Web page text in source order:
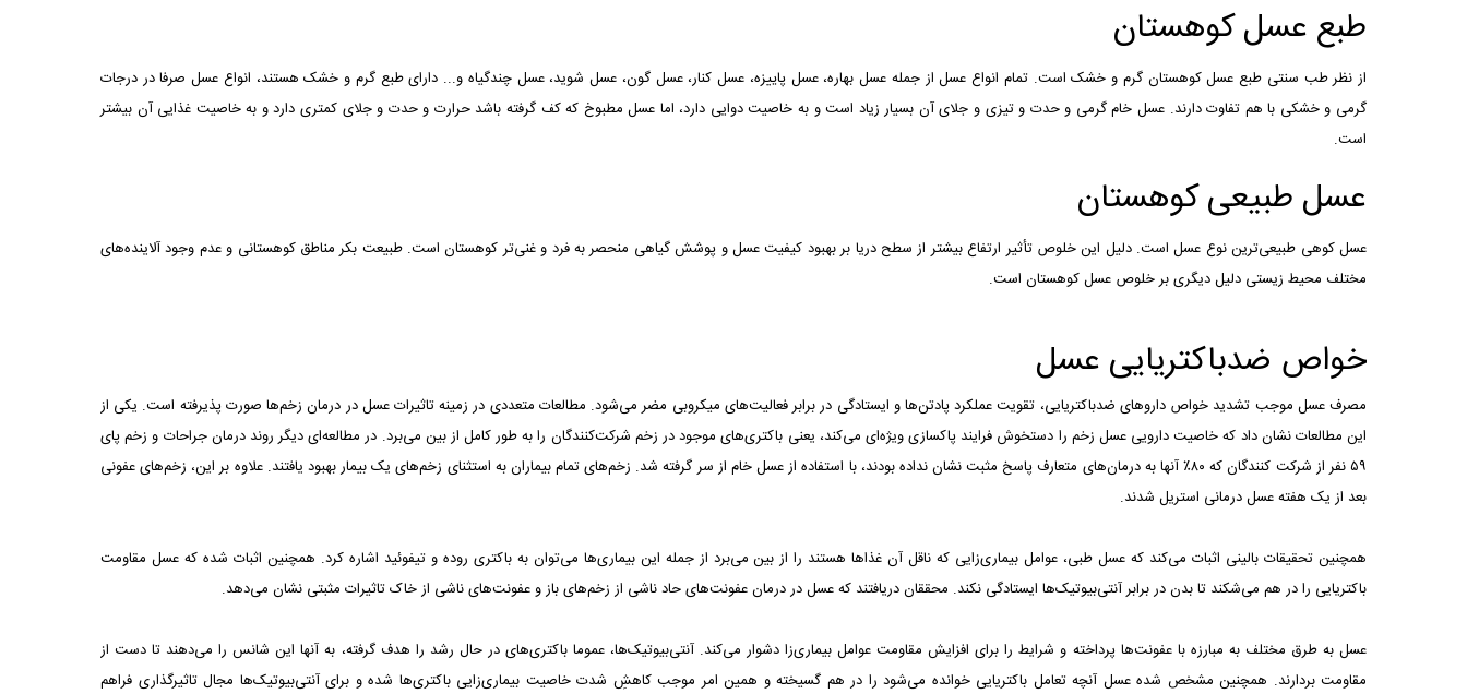
طبع عسل کوهستان
از نظر طب سنتی طبع عسل کوهستان گرم و خشک است. تمام انواع عسل از جمله عسل بهاره، عسل پاییزه، عسل کنار، عسل گون، عسل شوید، عسل چندگیاه و... دارای طبع گرم و خشک هستند، انواع عسل صرفا در درجات
گرمی و خشکی با هم تفاوت دارند. عسل خام گرمی و حدت و تیزی و جلای آن بسیار زیاد است و به خاصیت دوایی دارد، اما عسل مطبوخ که کف گرفته باشد حرارت و حدت و جلای کمتری دارد و به خاصیت غذایی آن بیشتر
است.
عسل طبیعی کوهستان
عسل کوهی طبیعی‌ترین نوع عسل است. دلیل این خلوص تأثیر ارتفاع بیشتر از سطح دریا بر بهبود کیفیت عسل و پوشش گیاهی منحصر به فرد و غنی‌تر کوهستان‌ است. طبیعت بکر مناطق کوهستانی و عدم وجود آلاینده‌های
مختلف محیط‌ زیستی دلیل دیگری بر خلوص عسل کوهستان است.
خواص ضدباکتریایی عسل
مصرف عسل موجب تشدید خواص داروهای ضدباکتریایی، تقویت عملکرد پادتن‌ها و ایستادگی در برابر فعالیت‌های میکروبی مضر می‌شود. مطالعات متعددی در زمینه تاثیرات عسل در درمان زخم‌ها صورت پذیرفته است. یکی از
این مطالعات نشان داد که خاصیت دارویی عسل زخم را دستخوش فرایند پاکسازی ویژه‌ای می‌کند، یعنی باکتری‌های موجود در زخم شرکت‌کنندگان را به طور کامل از بین می‌برد. در مطالعه‌ای دیگر روند درمان جراحات و زخم پای
۵۹ نفر از شرکت کنندگان که ۸۰٪ آنها به درمان‌های متعارف پاسخ مثبت نشان نداده بودند، با استفاده از عسل خام از سر گرفته شد. زخم‌های تمام بیماران به استثنای زخم‌های یک بیمار بهبود یافتند. علاوه بر این، زخم‌های عفونی
بعد از یک هفته عسل درمانی استریل شدند.
همچنین تحقیقات بالینی اثبات می‌کند که عسل طبی، عوامل بیماری‌زایی که ناقل آن غذا‌ها هستند را از بین می‌برد از جمله این بیماری‌ها می‌توان به باکتری روده و تیفوئید اشاره کرد. همچنین اثبات شده که عسل مقاومت
باکتریایی را در هم می‌شکند تا بدن در برابر آنتی‌بیوتیک‌ها ایستادگی نکند. محققان دریافتند که عسل در درمان عفونت‌های حاد ناشی از زخم‌های باز و عفونت‌های ناشی از خاک تاثیرات مثبتی نشان می‌دهد.
عسل به طرق مختلف به مبارزه با عفونت‌ها پرداخته و شرایط را برای افزایش مقاومت عوامل بیماری‌زا دشوار می‌کند. آنتی‌بیوتیک‌ها، عموما باکتری‌های در حال رشد را هدف گرفته، به آنها این شانس را می‌دهند تا دست از
مقاومت بردارند. همچنین مشخص شده عسل آنچه تعامل باکتریایی خوانده می‌شود را در هم گسیخته و همین امر موجب کاهشِ شدت خاصیت بیماری‌زایی باکتری‌ها شده و برای آنتی‌بیوتیک‌ها مجال تاثیرگذاری فراهم